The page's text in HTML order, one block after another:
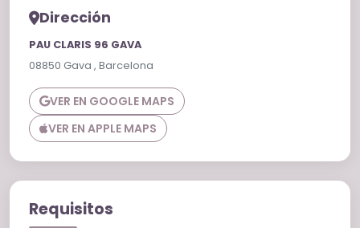
Dirección
PAU CLARIS 96 GAVA
08850 Gava , Barcelona
VER EN GOOGLE MAPS
VER EN APPLE MAPS
Requisitos